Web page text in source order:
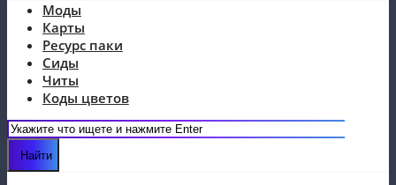
Моды
Карты
Ресурс паки
Сиды
Читы
Коды цветов